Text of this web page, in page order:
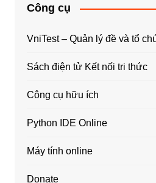
Công cụ
VniTest – Quản lý đề và tổ
Sách điện tử Kết nối tri thức
Công cụ hữu ích
Python IDE Online
Máy tính online
Donate